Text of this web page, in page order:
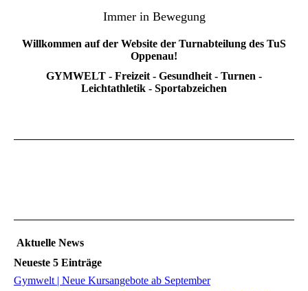
Immer in Bewegung
Willkommen auf der Website der Turnabteilung des TuS
Oppenau!
GYMWELT - Freizeit - Gesundheit - Turnen -
Leichtathletik - Sportabzeichen
Aktuelle News
Neueste 5 Einträge
Gymwelt | Neue Kursangebote ab September